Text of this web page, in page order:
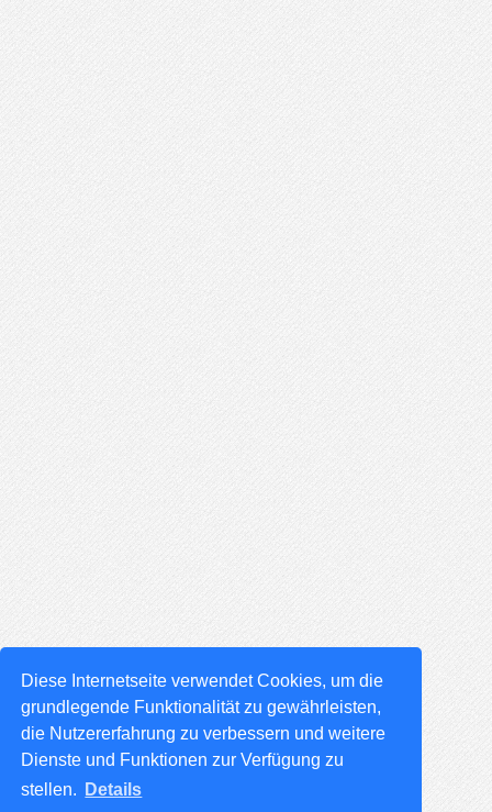
Diese Internetseite verwendet Cookies, um die
grundlegende Funktionalität zu gewährleisten,
die Nutzererfahrung zu verbessern und weitere
Dienste und Funktionen zur Verfügung zu
stellen.
Details